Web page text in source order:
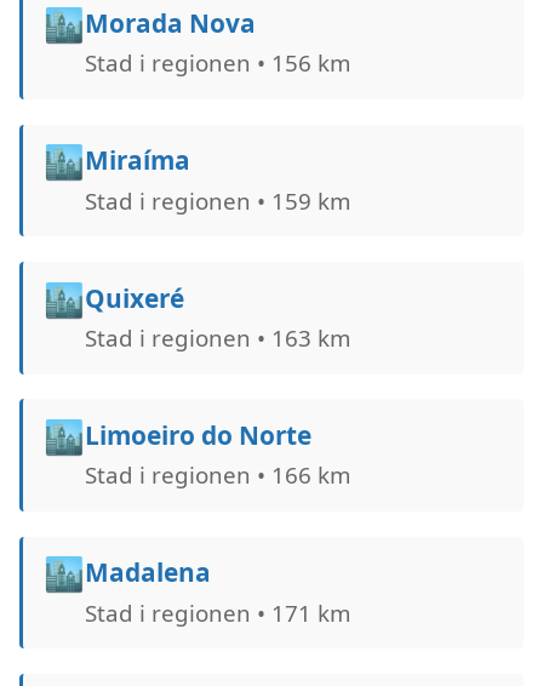
🏙️Morada Nova
Stad i regionen • 156 km
🏙️Miraíma
Stad i regionen • 159 km
🏙️Quixeré
Stad i regionen • 163 km
🏙️Limoeiro do Norte
Stad i regionen • 166 km
🏙️Madalena
Stad i regionen • 171 km